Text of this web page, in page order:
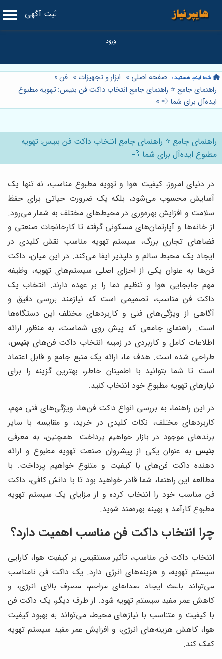
ثبت آگهی
صفحه اصلی » ابزار و تجهیزات » فن»
راهنمای جامع ⭐️ راهنمای جامع انتخاب داکت فن بنیس: تهویه مطبوع
ایده‌آل برای شما 💨 »
راهنمای جامع ⭐️ راهنمای جامع انتخاب داکت فن بنیس: تهویه
مطبوع ایده‌آل برای شما 💨
در دنیای امروز، کیفیت هوا و تهویه مطبوع مناسب، نه تنها یک
آسایش محسوب می‌شود، بلکه یک ضرورت حیاتی برای حفظ
سلامت و افزایش بهره‌وری در محیط‌های مختلف به شمار می‌رود.
از خانه‌ها و آپارتمان‌های مسکونی گرفته تا کارخانجات صنعتی و
فضاهای تجاری بزرگ، سیستم تهویه مناسب نقش کلیدی در
ایجاد یک محیط سالم و دلپذیر ایفا می‌کند. در این میان، داکت
فن‌ها به عنوان یکی از اجزای اصلی سیستم‌های تهویه، وظیفه
مهم جابجایی هوا و تنظیم دما را بر عهده دارند. انتخاب یک
داکت فن مناسب، تصمیمی است که نیازمند بررسی دقیق و
آگاهی از ویژگی‌های فنی و کاربردهای مختلف این دستگاه‌ها
است. راهنمای جامعی که پیش روی شماست، به منظور ارائه
اطلاعات کامل و کاربردی در زمینه انتخاب داکت فن‌های بنیس،
طراحی شده است. هدف ما، ارائه یک منبع جامع و قابل اعتماد
است تا شما بتوانید با اطمینان خاطر، بهترین گزینه را برای
نیازهای تهویه مطبوع خود انتخاب کنید.
در این راهنما، به بررسی انواع داکت فن‌ها، ویژگی‌های فنی مهم،
کاربردهای مختلف، نکات کلیدی در خرید، و مقایسه با سایر
برندهای موجود در بازار خواهیم پرداخت. همچنین، به معرفی
بنیس به عنوان یکی از پیشروان صنعت تهویه مطبوع و ارائه
دهنده داکت فن‌های با کیفیت و متنوع خواهیم پرداخت. با
مطالعه این راهنما، شما قادر خواهید بود تا با دانش کافی، داکت
فن مناسب خود را انتخاب کرده و از مزایای یک سیستم تهویه
مطبوع کارآمد و بهینه بهره‌مند شوید.
چرا انتخاب داکت فن مناسب اهمیت دارد؟
انتخاب داکت فن مناسب، تأثیر مستقیمی بر کیفیت هوا، کارایی
سیستم تهویه، و هزینه‌های انرژی دارد. یک داکت فن نامناسب
می‌تواند باعث ایجاد صداهای مزاحم، مصرف بالای انرژی، و
کاهش عمر مفید سیستم تهویه شود. از طرف دیگر، یک داکت فن
با کیفیت و متناسب با نیازهای محیط، می‌تواند به بهبود کیفیت
هوا، کاهش هزینه‌های انرژی، و افزایش عمر مفید سیستم تهویه
کمک کند.